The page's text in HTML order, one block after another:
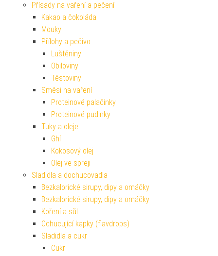
Přísady na vaření a pečení
Kakao a čokoláda
Mouky
Přílohy a pečivo
Luštěniny
Obiloviny
Těstoviny
Směsi na vaření
Proteinové palačinky
Proteinové pudinky
Tuky a oleje
Ghí
Kokosový olej
Olej ve spreji
Sladidla a dochucovadla
Bezkalorické sirupy, dipy a omáčky
Bezkalorické sirupy, dipy a omáčky
Koření a sůl
Ochucující kapky (flavdrops)
Sladidla a cukr
Cukr